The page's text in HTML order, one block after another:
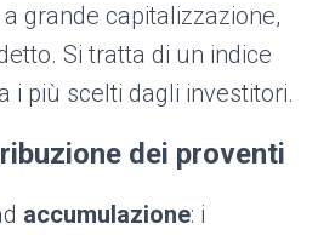
grande capitalizzazione,
Si tratta di un indice
i più scelti dagli investitori.
dei proventi
accumulazione: i